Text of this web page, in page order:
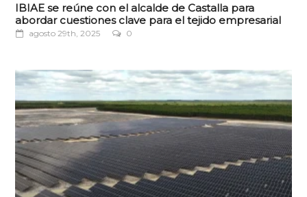
IBIAE se reúne con el alcalde de Castalla para
abordar cuestiones clave para el tejido empresarial
agosto 29th, 2025 0